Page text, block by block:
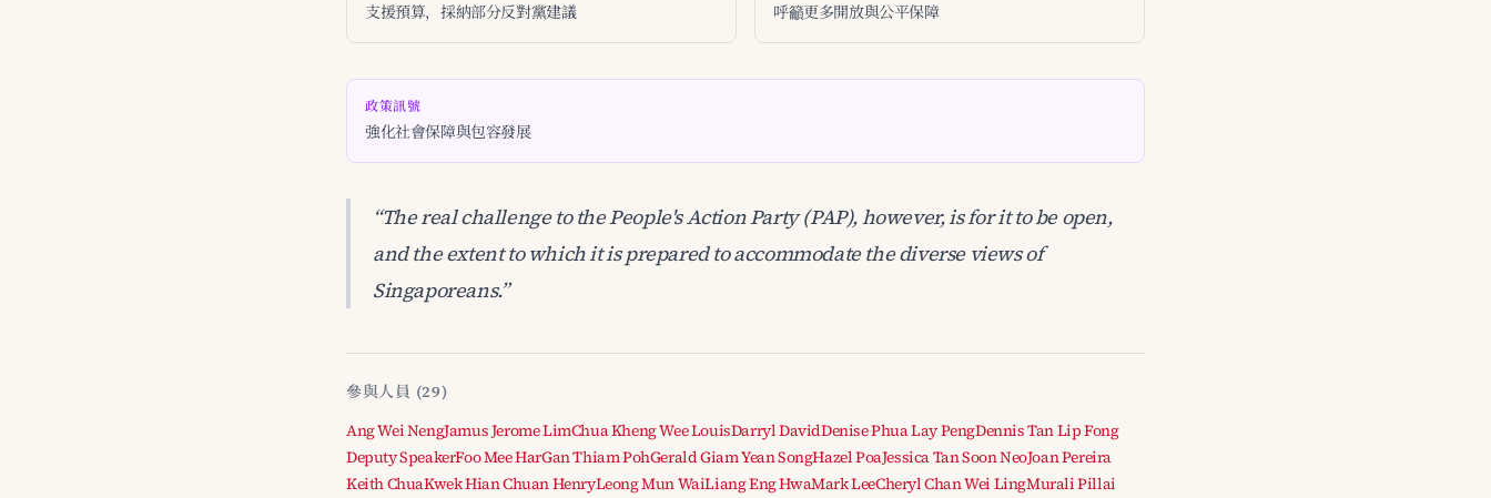
支援預算，採納部分反對黨建議 呼籲更多開放與公平保障
政策訊號
強化社會保障與包容發展
“The real challenge to the People's Action Party (PAP), however, is for it to be open,
and the extent to which it is prepared to accommodate the diverse views of
Singaporeans.”
參與人員 (29)
Ang Wei NengJamus Jerome LimChua Kheng Wee LouisDarryl DavidDenise Phua Lay PengDennis Tan Lip Fong
Deputy SpeakerFoo Mee HarGan Thiam PohGerald Giam Yean SongHazel PoaJessica Tan Soon NeoJoan Pereira
Keith ChuaKwek Hian Chuan HenryLeong Mun WaiLiang Eng HwaMark LeeCheryl Chan Wei LingMurali Pillai